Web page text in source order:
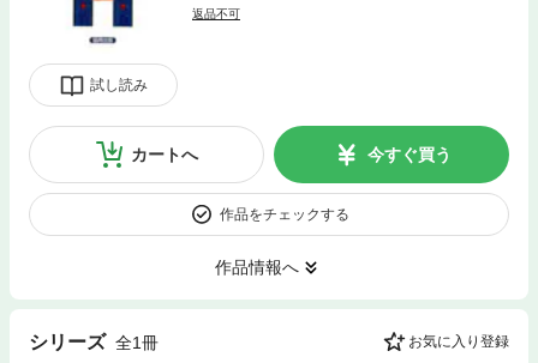
試し読み
返品不可
カートへ 今すぐ買う
作品をチェックする
作品情報へ
シリーズ 全1冊 お気に入り登録